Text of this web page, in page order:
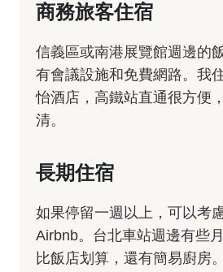
商務旅客住宿
信義區或南港展覽館週邊的
有會議設施和免費網路。我
怡酒店，高鐵站直通很方便
清。
長期住宿
如果停留一週以上，可以考
Airbnb。台北車站週邊有些
比飯店划算，還有簡易廚房。